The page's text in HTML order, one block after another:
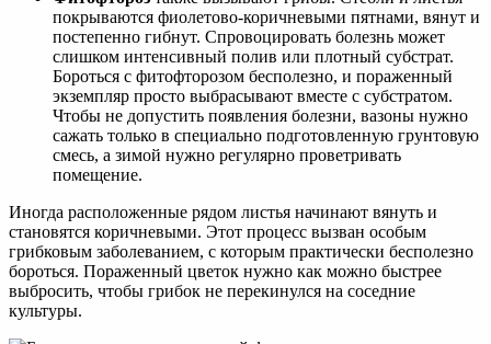
покрываются фиолетово-коричневыми пятнами, вянут и
постепенно гибнут. Спровоцировать болезнь может
слишком интенсивный полив или плотный субстрат.
Бороться с фитофторозом бесполезно, и пораженный
экземпляр просто выбрасывают вместе с субстратом.
Чтобы не допустить появления болезни, вазоны нужно
сажать только в специально подготовленную грунтовую
смесь, а зимой нужно регулярно проветривать
помещение.
Иногда расположенные рядом листья начинают вянуть и
становятся коричневыми. Этот процесс вызван особым
грибковым заболеванием, с которым практически бесполезно
бороться. Пораженный цветок нужно как можно быстрее
выбросить, чтобы грибок не перекинулся на соседние
культуры.